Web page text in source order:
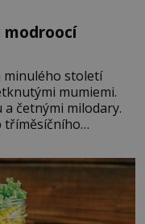
modroocí
minulého století
mumiemi.
četnými milodary.
tříměsíčního
klimatickým
a extrémně